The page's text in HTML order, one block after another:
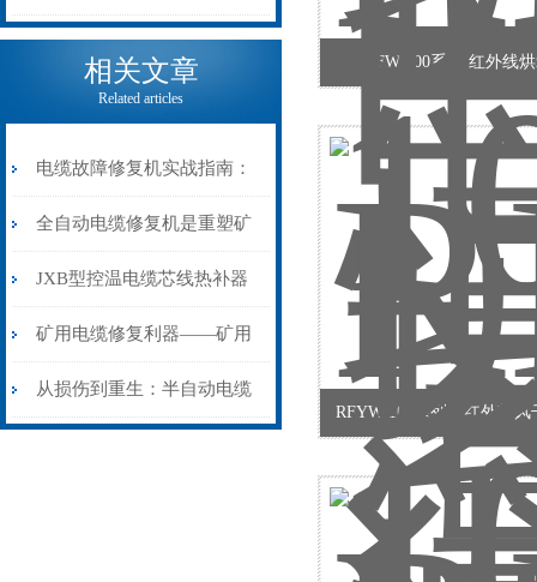
电缆热补机的核心价值
相关文章
Related articles
电缆故障修复机实战指南：
从“盲测”到“精确定点”的三
步作业法
全自动电缆修复机是重塑矿
山电力动脉的“智能外科医
生”
JXB型控温电缆芯线热补器
安装与接线：精准修复的工
艺基石
矿用电缆修复利器——矿用
电缆热补机智能控温，安全
从损伤到重生：半自动电缆
RFW-100系列 红外线
RFYW-100系列远红外鼓风